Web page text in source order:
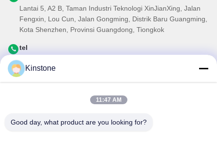
Lantai 5, A2 B, Taman Industri Teknologi XinJianXing, Jalan
Fengxin, Lou Cun, Jalan Gongming, Distrik Baru Guangming,
Kota Shenzhen, Provinsi Guangdong, Tiongkok
tel
0086-755-33699968
E-mail
Kinstone
11:47 AM
Good day, what product are you looking for?